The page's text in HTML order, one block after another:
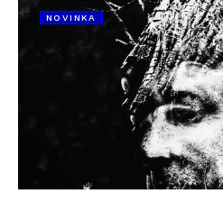
NOVINKA